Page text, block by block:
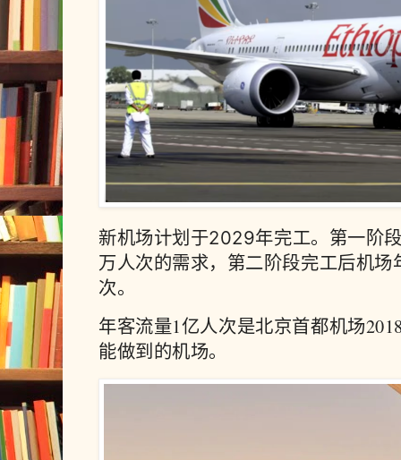
新机场计划于2029年完工。第一阶
万人次的需求，第二阶段完工后机场
次。
年客流量1亿人次是北京首都机场
能做到的机场。